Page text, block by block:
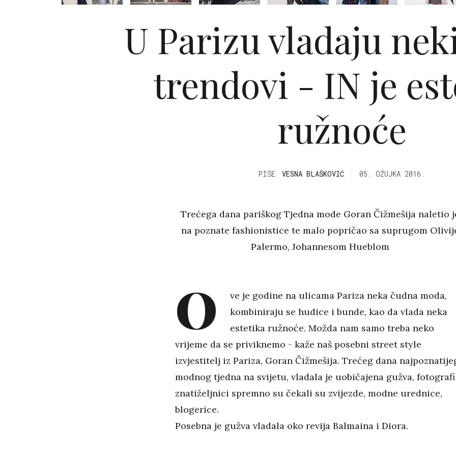
U Parizu vladaju
trendovi - IN je
ružnoće
PIŠE VESNA BLAŠKOVIĆ 05. OŽUJKA 2016.
Trećega dana pariškog Tjedna mode Goran Čižmešija naletio
na poznate fashionistice te malo popričao sa suprugom
Palermo, Johannesom Hueblom
O
ve je godine na ulicama Pariza neka čudna moda,
kombiniraju se hudice i bunde, kao da vlada neka
estetika ružnoće. Možda nam samo treba neko
vrijeme da se priviknemo - kaže naš posebni street style
izvjestitelj iz Pariza, Goran Čižmešija. Trećeg dana
modnog tjedna na svijetu, vladala je uobičajena gužva,
znatiželjnici spremno su čekali su zvijezde, modne urednice,
blogerice.
Posebna je gužva vladala oko revija Balmaina i Diora.